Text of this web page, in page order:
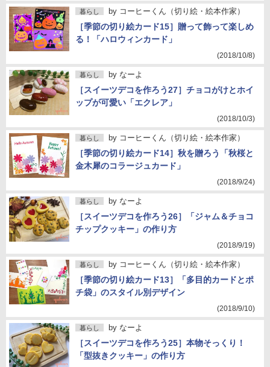
暮らし by コーヒーくん（切り絵・絵本作家）
［季節の切り絵カード15］贈って飾って楽しめ
る！「ハロウィンカード」
(2018/10/8)
暮らし by なーよ
［スイーツデコを作ろう27］チョコがけとホイ
ップが可愛い「エクレア」
(2018/10/3)
暮らし by コーヒーくん（切り絵・絵本作家）
［季節の切り絵カード14］秋を贈ろう「秋桜と
金木犀のコラージュカード」
(2018/9/24)
暮らし by なーよ
［スイーツデコを作ろう26］「ジャム＆チョコ
チップクッキー」の作り方
(2018/9/19)
暮らし by コーヒーくん（切り絵・絵本作家）
［季節の切り絵カード13］「多目的カードとポ
チ袋」のスタイル別デザイン
(2018/9/10)
暮らし by なーよ
［スイーツデコを作ろう25］本物そっくり！
「型抜きクッキー」の作り方